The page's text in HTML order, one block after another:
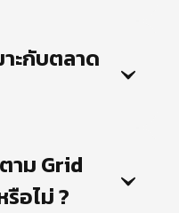
ะกับตลาด
าม Grid
อไม่ ?